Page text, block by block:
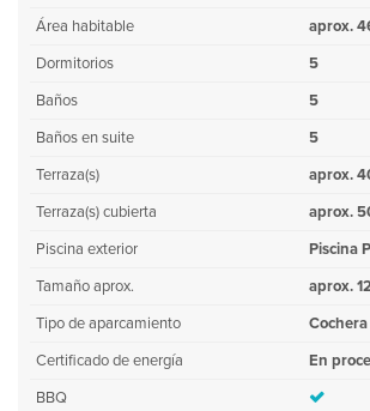
Área habitable aprox.
Dormitorios
5
Baños
5
Baños en suite
5
Terraza(s)
aprox.
Terraza(s) cubierta aprox.
Piscina exterior
Piscina
Tamaño aprox.
aprox.
Tipo de aparcamiento
Cochera
Certificado de energía
En
BBQ